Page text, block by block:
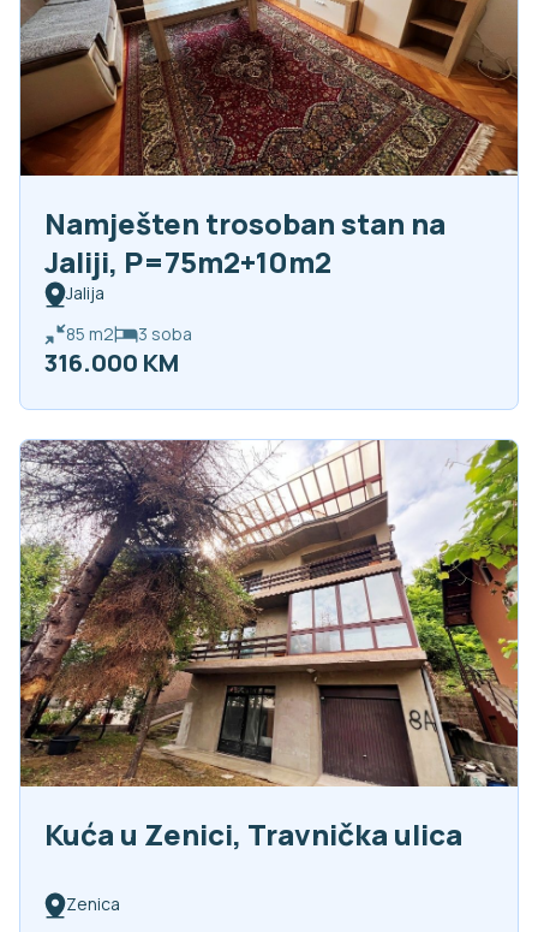
Namješten trosoban stan na
Jaliji, P=75m2+10m2
Jalija
85 m2 3 soba
316.000 KM
Kuća u Zenici, Travnička ulica
Zenica